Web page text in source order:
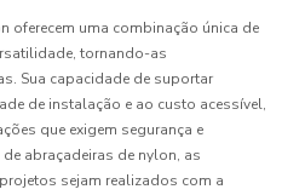
oferecem uma combinação única de
tornando-as
Sua capacidade de suportar
de instalação e ao custo acessível,
que exigem segurança e
abraçadeiras de nylon, as
sejam realizados com a